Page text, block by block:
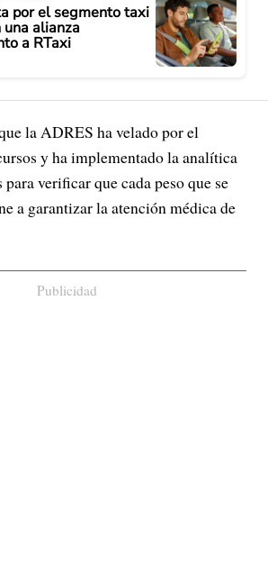
por el segmento taxi
alianza
a RTaxi
la ADRES ha velado por el
y ha implementado la analítica
para verificar que cada peso que se
a garantizar la atención médica de
Publicidad